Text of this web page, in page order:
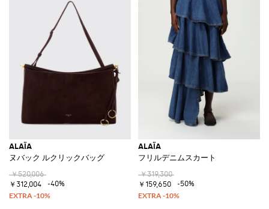
ALAÏA
ヌバック ルクリックバッグ
￥520,006
￥312,004
-40%
ALAÏA
フリルデニムスカート
￥319,300
￥159,650
-50%